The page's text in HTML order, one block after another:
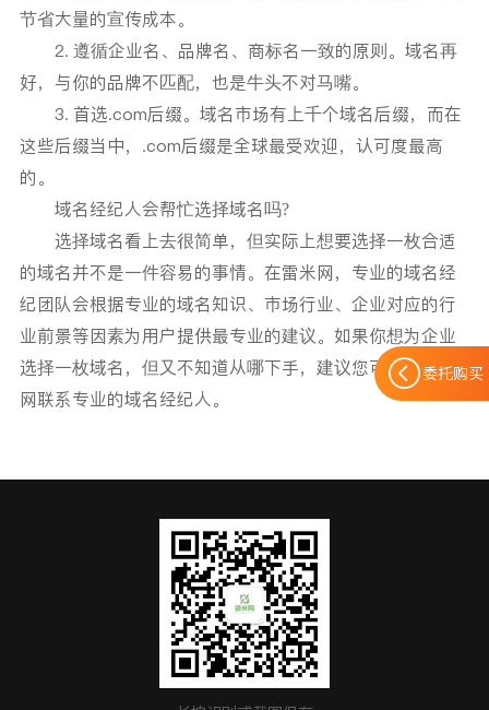
节省大量的宣传成本。
2. 遵循企业名、品牌名、商标名一致的原则。域名再
好，与你的品牌不匹配，也是牛头不对马嘴。
3. 首选.com后缀。域名市场有上千个域名后缀，而在
这些后缀当中，.com后缀是全球最受欢迎，认可度最高
的。
域名经纪人会帮忙选择域名吗?
选择域名看上去很简单，但实际上想要选择一枚合适
的域名并不是一件容易的事情。在雷米网，专业的域名经
纪团队会根据专业的域名知识、市场行业、企业对应的行
业前景等因素为用户提供最专业的建议。如果你想为企业
选择一枚域名，但又不知道从哪下手，建议您可以上雷米
网联系专业的域名经纪人。
委托购买